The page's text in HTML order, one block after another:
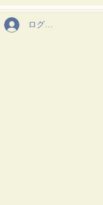
ログイン